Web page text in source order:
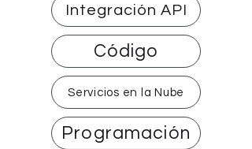
Integración API
Código
Servicios en la Nube
Programación